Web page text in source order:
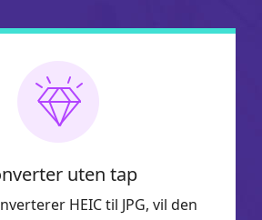
uten tap
HEIC til JPG, vil den